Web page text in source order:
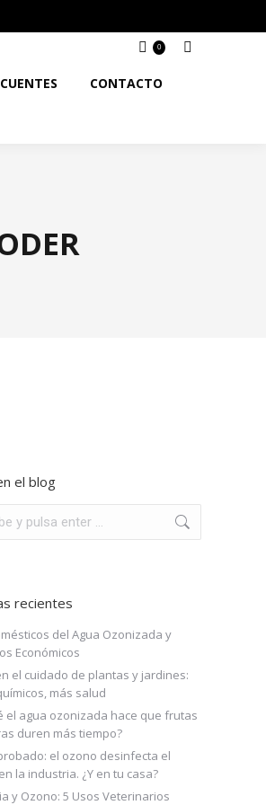
0
CONTACTO
el blog
recientes
del Agua Ozonizada y
Económicos
el cuidado de plantas y jardines:
más salud
el agua ozonizada hace que frutas
duren más tiempo?
el ozono desinfecta el
la industria. ¿Y en tu casa?
y Ozono: 5 Usos Veterinarios